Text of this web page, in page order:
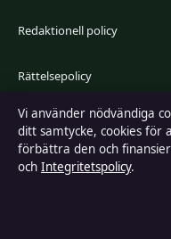
Redaktionell policy
Rättelsepolicy
Faktagranskningspolicy
Ägande & finansiering
Vi använder nödvändiga
ditt samtycke, cookies för
förbättra den och
och Integritetspolicy.